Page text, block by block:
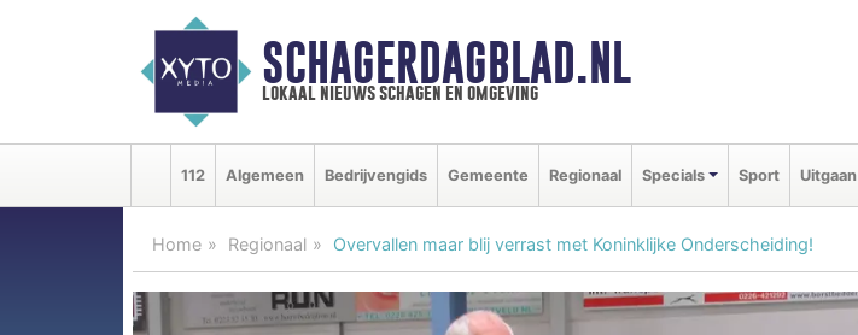
SCHAGERDAGBLAD.NL
lokaal nieuws schagen en omgeving
112 Algemeen Bedrijvengids Gemeente Regionaal Specials Sport Uitgaan
Home Regionaal Overvallen maar blij verrast met Koninklijke Onderscheiding!